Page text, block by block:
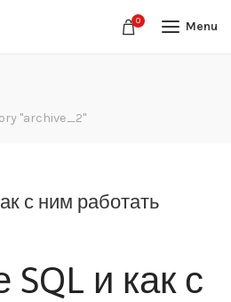
0 Menu
"archive_2"
с ним работать
SQL и как с